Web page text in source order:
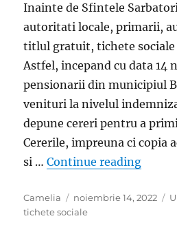
Inainte de Sfintele
autoritati locale, primarii,
titlul gratuit, tichete
Astfel, incepand cu data 14
pensionarii din municipiul
venituri la nivelul
depune cereri pentru a
Cererile, impreuna ci copia
si …Continue reading
Author
Camelia
Posted
on
noiembrie 14, 2022
tichete sociale